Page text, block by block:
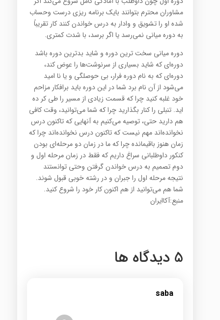
مشاوران محترم بتوانند بایک برنامه ریزی درست وحساب
شده ‏او را تشویق و وادار به درس خواندن کنند کار تقریباً
به دوره میانی نمی‌رسد یا اگر برسد، با شدت کمتری‎.‎
دوره میانی سخت ترین دوره و شاید بدترین دوره باشد
دوره‌ای که شاید بسیاری از سرنوشت‌ها را عوض کند،
دوره‌ای که ‏به نام دوره فرار، بی حوصلگی و یا نا امید
می‌شود از آن نام برد شما در این دوره باید برافکار مزاحم
خود غلبه کنید چرا که ‏قسمت زیادی از مسیر را طی کر ده
اید. تنبلی را کنار بگذارید چرا که شما می‌توانید، وقت کافی
هم دارید حتی، توصیه ‏می‌کنیم به آنهایی که تاکنون درس
نخوانده‌اند مهم نیست که تاکنون درس نخوانده‌اند چرا که
زمان هنوز باقیمانده چرا که ‏ما در زمان دو مرحله‌ای بودن
کنکور داوطلبانی سراغ داریم که فقط در زمان مرحله اول و
دوم تصمیم به درس خواندن ‏گرفتن وحتی توانستند
نتیجه مرحله اول را جبران و در رشته خوبی قبول شوند.
شما هم می‌توانید از هم اکنون کار خود را ‏شروع کنید‎.‎
منبع:آکاایران
5 دیدگاه ها
saba